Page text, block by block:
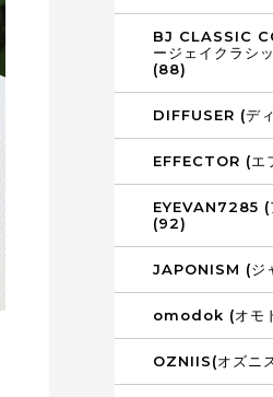
BJ CLASSIC
ージェイクラシ
(88)
DIFFUSER (デ
EFFECTOR (エ
EYEVAN7285
(92)
JAPONISM (ジ
omodok (オモ
OZNIIS(オズニ